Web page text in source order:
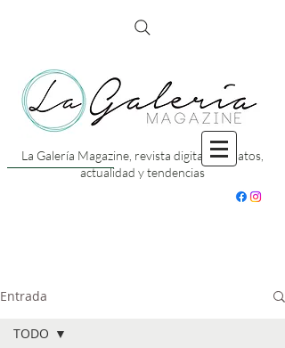
La Galería Magazine, revista digital con datos,
actualidad y tendencias
Entrada
TODO